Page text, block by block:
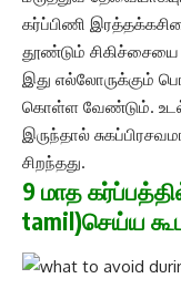
கர்ப்பிணி
தூண்டும் சிகிச்சையை
இது எல்லோருக்கும்
கொள்ள வேண்டும்.
இருந்தால்
சிறந்தது.
9 மாத
tamil)செய்ய